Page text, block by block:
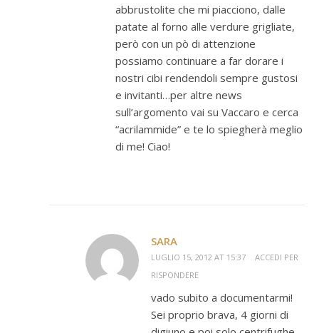
abbrustolite che mi piacciono, dalle
patate al forno alle verdure grigliate,
però con un pò di attenzione
possiamo continuare a far dorare i
nostri cibi rendendoli sempre gustosi
e invitanti…per altre news
sull’argomento vai su Vaccaro e cerca
“acrilammide” e te lo spiegherà meglio
di me! Ciao!
SARA
LUGLIO 15, 2012 AT 15:37
ACCEDI PER
RISPONDERE
vado subito a documentarmi!
Sei proprio brava, 4 giorni di